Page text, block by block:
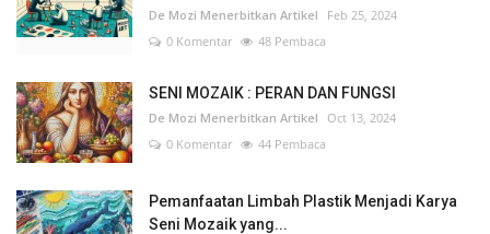
De Mozi Menerbitkan Artikel
Feb 25, 2024
0 Komentar
48 Pembaca
SENI MOZAIK : PERAN DAN FUNGSI
De Mozi Menerbitkan Artikel
Oct 13, 2024
0 Komentar
44 Pembaca
Pemanfaatan Limbah Plastik Menjadi Karya
Seni Mozaik yang...